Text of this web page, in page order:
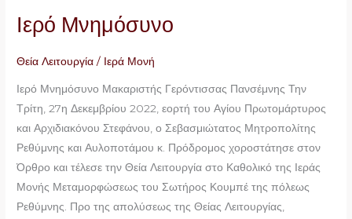
Ιερό Μνημόσυνο
Θεία Λειτουργία / Ιερά Μονή
Ιερό Μνημόσυνο Μακαριστής Γερόντισσας Πανσέμνης Την
Τρίτη, 27η Δεκεμβρίου 2022, εορτή του Αγίου Πρωτομάρτυρος
και Αρχιδιακόνου Στεφάνου, ο Σεβασμιώτατος Μητροπολίτης
Ρεθύμνης και Αυλοποτάμου κ. Πρόδρομος χοροστάτησε στον
Όρθρο και τέλεσε την Θεία Λειτουργία στο Καθολικό της Ιεράς
Μονής Μεταμορφώσεως του Σωτήρος Κουμπέ της πόλεως
Ρεθύμνης. Προ της απολύσεως της Θείας Λειτουργίας,